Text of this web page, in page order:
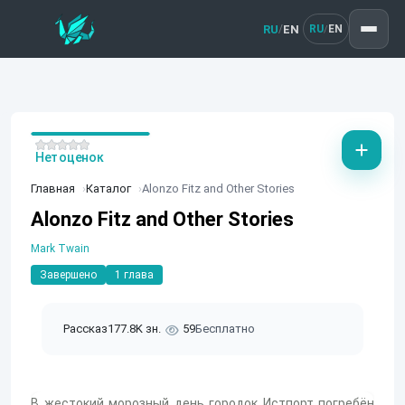
RU/EN RU/ EN
Главная Каталог Alonzo Fitz and Other Stories
Alonzo Fitz and Other Stories
Mark Twain
Завершено 1 глава
Рассказ177.8K зн. 59Бесплатно
Нет оценок